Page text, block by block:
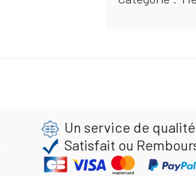
Un service de
Satisfait ou